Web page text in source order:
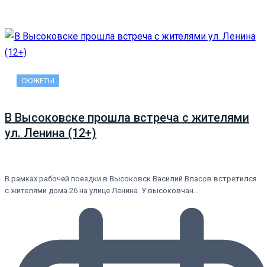
СЮЖЕТЫ
В Высоковске прошла встреча с жителями
ул. Ленина (12+)
В рамках рабочей поездки в Высоковск Василий Власов встретился
с жителями дома 26 на улице Ленина. У высоковчан…